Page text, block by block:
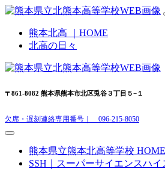
熊本北高 ｜HOME
北高の日々
〒861-8082 熊本県熊本市北区兎谷３丁目５−１
欠席・遅刻連絡専用番号｜ 096-215-8050
熊本県立熊本北高等学校 HOME
SSH｜スーパーサイエンスハイ